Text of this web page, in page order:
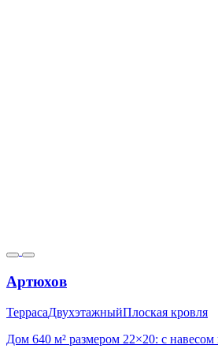
Артюхов
ТеррасаДвухэтажныйПлоская кровля
Дом 640 м² размером 22×20: с навесом